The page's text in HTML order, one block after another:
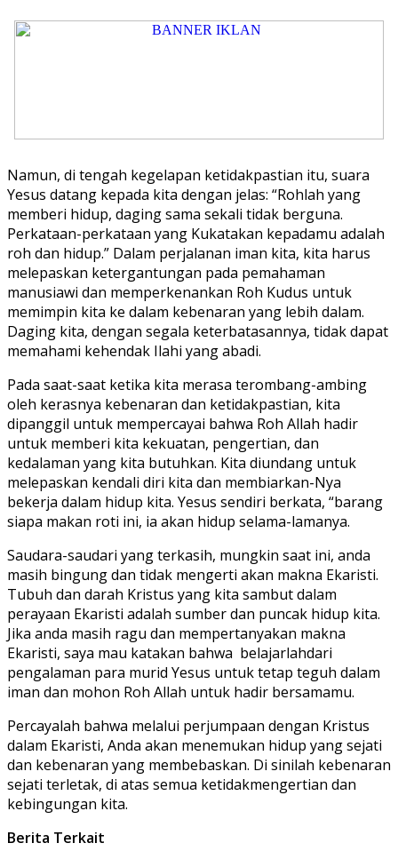
Namun, di tengah kegelapan ketidakpastian itu, suara
Yesus datang kepada kita dengan jelas: “Rohlah yang
memberi hidup, daging sama sekali tidak berguna.
Perkataan-perkataan yang Kukatakan kepadamu adalah
roh dan hidup.” Dalam perjalanan iman kita, kita harus
melepaskan ketergantungan pada pemahaman
manusiawi dan memperkenankan Roh Kudus untuk
memimpin kita ke dalam kebenaran yang lebih dalam.
Daging kita, dengan segala keterbatasannya, tidak dapat
memahami kehendak Ilahi yang abadi.
Pada saat-saat ketika kita merasa terombang-ambing
oleh kerasnya kebenaran dan ketidakpastian, kita
dipanggil untuk mempercayai bahwa Roh Allah hadir
untuk memberi kita kekuatan, pengertian, dan
kedalaman yang kita butuhkan. Kita diundang untuk
melepaskan kendali diri kita dan membiarkan-Nya
bekerja dalam hidup kita. Yesus sendiri berkata, “barang
siapa makan roti ini, ia akan hidup selama-lamanya.
Saudara-saudari yang terkasih, mungkin saat ini, anda
masih bingung dan tidak mengerti akan makna Ekaristi.
Tubuh dan darah Kristus yang kita sambut dalam
perayaan Ekaristi adalah sumber dan puncak hidup kita.
Jika anda masih ragu dan mempertanyakan makna
Ekaristi, saya mau katakan bahwa belajarlahdari
pengalaman para murid Yesus untuk tetap teguh dalam
iman dan mohon Roh Allah untuk hadir bersamamu.
Percayalah bahwa melalui perjumpaan dengan Kristus
dalam Ekaristi, Anda akan menemukan hidup yang sejati
dan kebenaran yang membebaskan. Di sinilah kebenaran
sejati terletak, di atas semua ketidakmengertian dan
kebingungan kita.
Berita Terkait